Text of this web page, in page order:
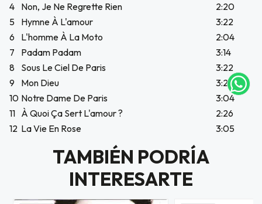
correo
web
JUGAR
4 Non, Je Ne Regrette Rien
2:20
5 Hymne À L'amour
3:22
6
L'homme À La Moto
2:04
7
Padam Padam
3:14
8 Sous Le Ciel De Paris
3:22
9
Mon Dieu
3:24
10 Notre Dame De Paris
3:04
11 À Quoi Ça Sert L'amour ?
2:26
12 La Vie En Rose 3:05
TAMBIÉN PODRÍA
INTERESARTE